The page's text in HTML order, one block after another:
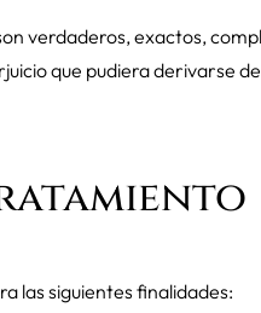
verdaderos, exactos,
que pudiera derivarse
las siguientes finalidades: